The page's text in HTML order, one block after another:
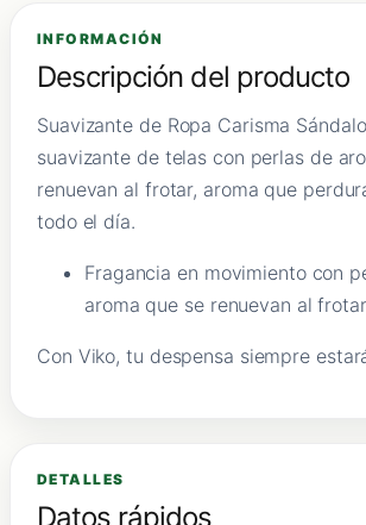
INFORMACIÓN
Descripción del producto
Suavizante de Ropa Carisma
suavizante de telas con perlas de
renuevan al frotar, aroma que
todo el día.
Fragancia en movimiento con
aroma que se renuevan al
Con Viko, tu despensa siempre
DETALLES
Datos rápidos